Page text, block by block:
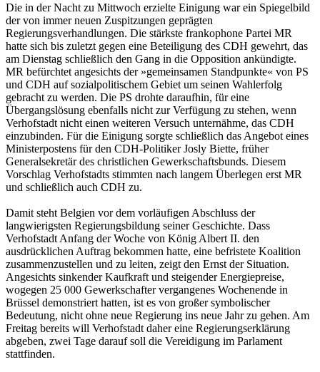
Die in der Nacht zu Mittwoch erzielte Einigung war ein Spiegelbild
der von immer neuen Zuspitzungen geprägten
Regierungsverhandlungen. Die stärkste frankophone Partei MR
hatte sich bis zuletzt gegen eine Beteiligung des CDH gewehrt, das
am Dienstag schließlich den Gang in die Opposition ankündigte.
MR befürchtet angesichts der »gemeinsamen Standpunkte« von PS
und CDH auf sozialpolitischem Gebiet um seinen Wahlerfolg
gebracht zu werden. Die PS drohte daraufhin, für eine
Übergangslösung ebenfalls nicht zur Verfügung zu stehen, wenn
Verhofstadt nicht einen weiteren Versuch unternähme, das CDH
einzubinden. Für die Einigung sorgte schließlich das Angebot eines
Ministerpostens für den CDH-Politiker Josly Biette, früher
Generalsekretär des christlichen Gewerkschaftsbunds. Diesem
Vorschlag Verhofstadts stimmten nach langem Überlegen erst MR
und schließlich auch CDH zu.
Damit steht Belgien vor dem vorläufigen Abschluss der
langwierigsten Regierungsbildung seiner Geschichte. Dass
Verhofstadt Anfang der Woche von König Albert II. den
ausdrücklichen Auftrag bekommen hatte, eine befristete Koalition
zusammenzustellen und zu leiten, zeigt den Ernst der Situation.
Angesichts sinkender Kaufkraft und steigender Energiepreise,
wogegen 25 000 Gewerkschafter vergangenes Wochenende in
Brüssel demonstriert hatten, ist es von großer symbolischer
Bedeutung, nicht ohne neue Regierung ins neue Jahr zu gehen. Am
Freitag bereits will Verhofstadt daher eine Regierungserklärung
abgeben, zwei Tage darauf soll die Vereidigung im Parlament
stattfinden.